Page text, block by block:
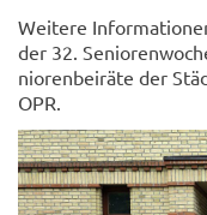
Wei­te­re
der 32.
nio­ren­bei­rä­te der
OPR.